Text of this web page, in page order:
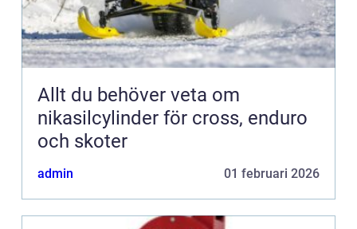
Allt du behöver veta om
nikasilcylinder för cross, enduro
och skoter
admin 01 februari 2026